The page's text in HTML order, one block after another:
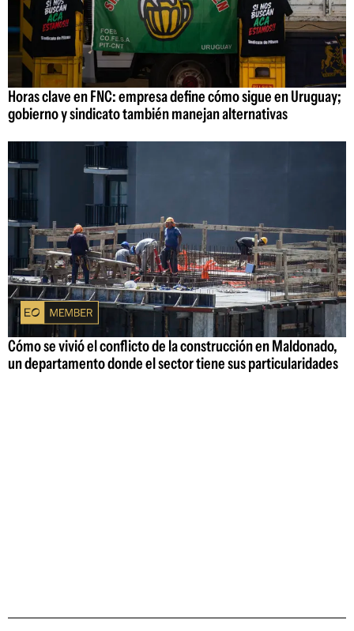
Horas clave en FNC: empresa define cómo sigue en Uruguay;
gobierno y sindicato también manejan alternativas
Cómo se vivió el conflicto de la construcción en Maldonado,
un departamento donde el sector tiene sus particularidades